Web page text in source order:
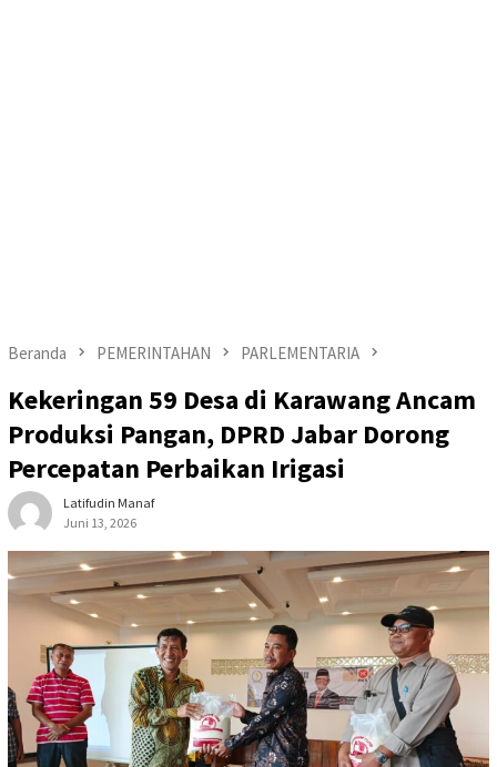
Beranda PEMERINTAHAN PARLEMENTARIA
Kekeringan 59 Desa di Karawang Ancam
Produksi Pangan, DPRD Jabar Dorong
Percepatan Perbaikan Irigasi
Latifudin Manaf
Juni 13, 2026